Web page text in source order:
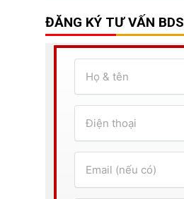
ĐĂNG KÝ TƯ VẤN BDS